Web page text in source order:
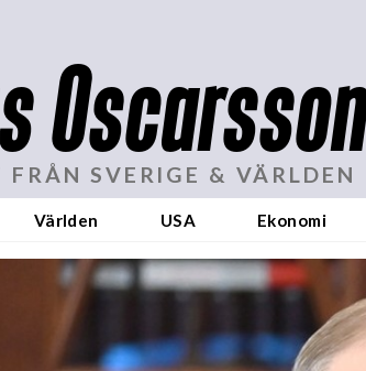
Oscarsson
FRÅN SVERIGE & VÄRLDEN
Världen USA Ekonomi